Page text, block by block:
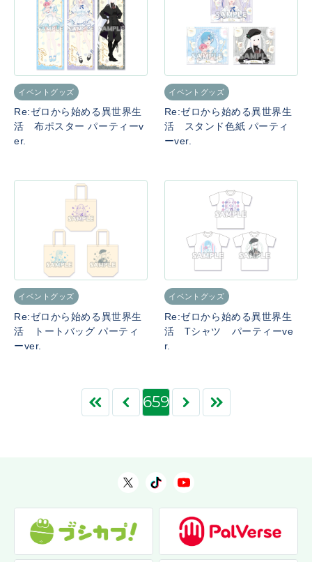
イベントグッズ
Re:ゼロから始める異世界生
活 布ポスター パーティーv
er.
イベントグッズ
Re:ゼロから始める異世界生
活 スタンド色紙 パーティ
ーver.
イベントグッズ
Re:ゼロから始める異世界生
活 トートバッグ パーティ
ーver.
イベントグッズ
Re:ゼロから始める異世界生
活 Tシャツ パーティーve
r.
659